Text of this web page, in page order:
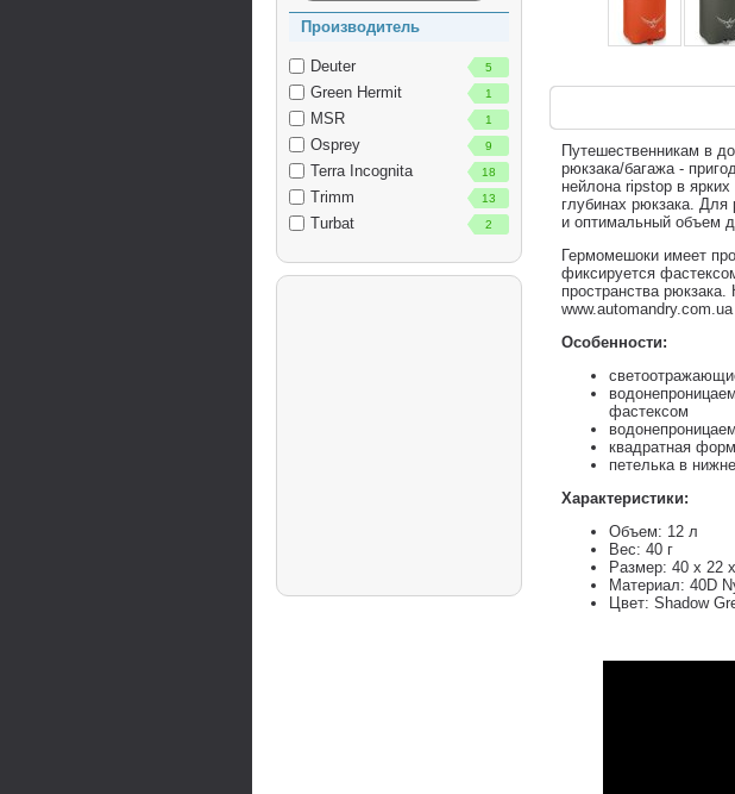
Производитель
Deuter 5
Green Hermit 1
MSR 1
Osprey 9
Terra Incognita 18
Trimm 13
Turbat 2
Путешественникам в
рюкзака/багажа -
нейлона ripstop в
глубинах рюкзака. Для
и оптимальный объем
Гермомешоки имеет
фиксируется
пространства рюкзака.
Особенности:
фастексом
квадратная
петелька в
Характеристики:
Объем: 12 л
Вес: 40 г
Размер: 40 х 22
Материал: 40D
Цвет: Shadow